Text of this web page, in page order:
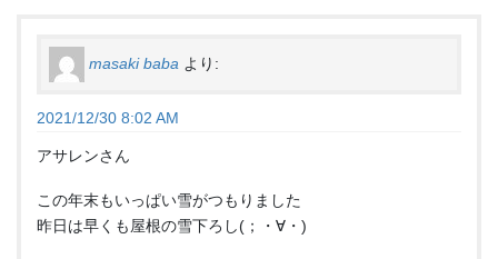
masaki baba より:
2021/12/30 8:02 AM
アサレンさん
この年末もいっぱい雪がつもりました
昨日は早くも屋根の雪下ろし(；・∀・)